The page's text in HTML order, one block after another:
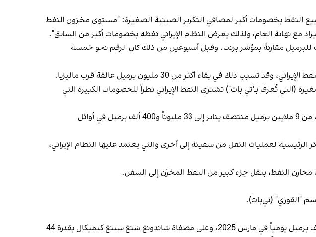
يبيع النفط بخصومات أكبر لمصافي التكرير الصينية الصغيرة: "مستوى مخزون النفط
مع نهاية العام، ولذلك يعرض النظام الإيراني نفطه بخصومات أكبر من السابق".
للبرميل مقارنةً بمؤشر برنت. وقبل أسبوعين من ذلك كان الرقم نحو خمسة
(التي تُعرف بـ"تي بات") تشتري النفط الإيراني نظراً للخصومات الكبيرة التي
وبحسب بيانات شركة كبلر في تلك الفترة، ارتفع حجم النفط الخام الإيراني في المخزونات العائمة من 9 ملايين برميل منتصف يناير إلى 33 مليوناً و400 ألف برميل في أوائل
لعمليات النقل من سفينة إلى أخرى والتي يعتمد عليها النظام الإيراني،
"القوري" (تي‌بات).
فقد تم فرض عقوبات أميركية على شركة شاندونغ شوغوانغ لوجينغ للبتروكيماويات بقدرة 100 ألف برميل يومياً في مارس 2025، وعلى مصفاة شاندونغ شنغ سینغ كيميكال بقدرة 44